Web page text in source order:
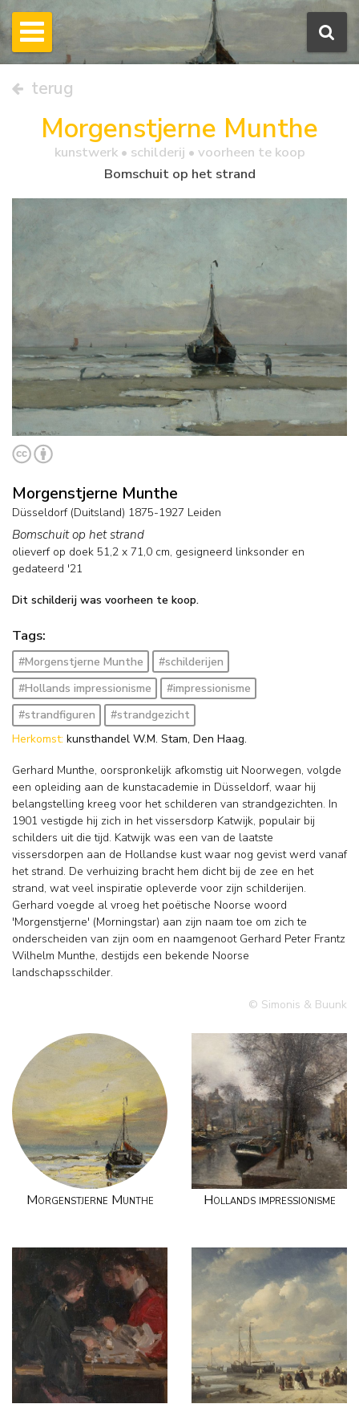
terug
Morgenstjerne Munthe
kunstwerk • schilderij • voorheen te koop
Bomschuit op het strand
Morgenstjerne Munthe
Düsseldorf (Duitsland) 1875-1927 Leiden
Bomschuit op het strand
olieverf op doek 51,2 x 71,0 cm, gesigneerd linksonder en
gedateerd '21
Dit schilderij was voorheen te koop.
Tags:
#Morgenstjerne Munthe
#schilderijen
#Hollands impressionisme
#impressionisme
#strandfiguren
#strandgezicht
Herkomst: kunsthandel W.M. Stam, Den Haag.
Gerhard Munthe, oorspronkelijk afkomstig uit Noorwegen, volgde
een opleiding aan de kunstacademie in Düsseldorf, waar hij
belangstelling kreeg voor het schilderen van strandgezichten. In
1901 vestigde hij zich in het vissersdorp Katwijk, populair bij
schilders uit die tijd. Katwijk was een van de laatste
vissersdorpen aan de Hollandse kust waar nog gevist werd vanaf
het strand. De verhuizing bracht hem dicht bij de zee en het
strand, wat veel inspiratie opleverde voor zijn schilderijen.
Gerhard voegde al vroeg het poëtische Noorse woord
'Morgenstjerne' (Morningstar) aan zijn naam toe om zich te
onderscheiden van zijn oom en naamgenoot Gerhard Peter Frantz
Wilhelm Munthe, destijds een bekende Noorse
landschapsschilder.
© Simonis & Buunk
Morgenstjerne Munthe Hollands impressionisme